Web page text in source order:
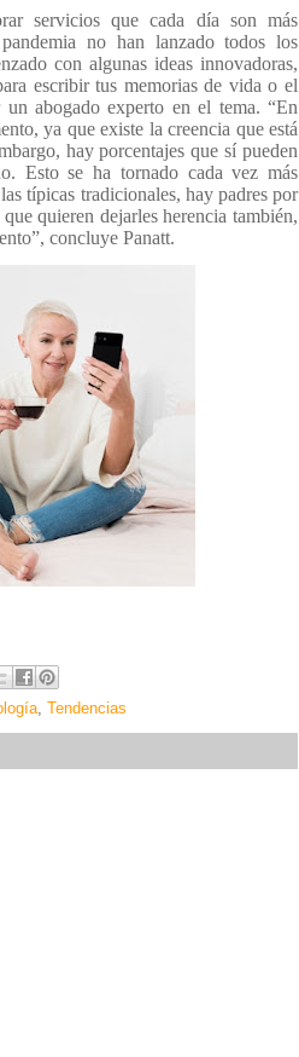
servicios que cada día son más
no han lanzado todos los
con algunas ideas innovadoras,
escribir tus memorias de vida o el
abogado experto en el tema. “En
ya que existe la creencia que está
hay porcentajes que sí pueden
Esto se ha tornado cada vez más
típicas tradicionales, hay padres por
quieren dejarles herencia también,
concluye Panatt.
Tendencias